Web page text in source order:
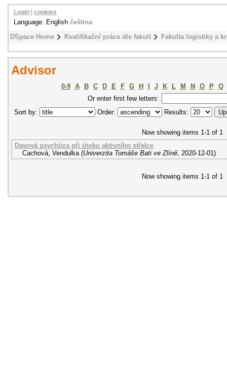
DSpace Home Kvalifikační práce dle fakult Fakulta logistiky a
Login cookies
Language: English čeština
Advisor
0-9 A B C D E F G H J K L M N O P
Q
Or enter first few letters:
Sort by:
Order: Results:
Now showing items 1-1 of 1
Davová psychóza při útoku aktivního střelce
Cachová, Vendulka (Univerzita Tomáše Bati ve Zlíně, 2020-12-01)
Now showing items 1-1 of 1